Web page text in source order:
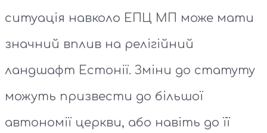
ситуація навколо ЕПЦ МП може мати
значний вплив на релігійний
ландшафт Естонії. Зміни до статуту
можуть призвести до більшої
автономії церкви, або навіть до її